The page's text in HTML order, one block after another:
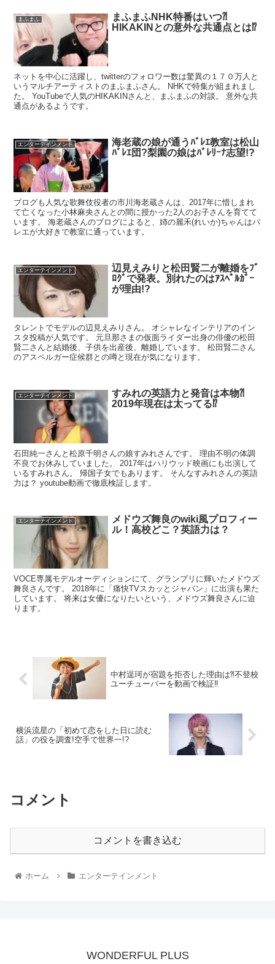
まふまふ
まふまふNHK特番はいつ⁈
HIKAKINとの意外な共通点とは⁉︎
ネットを中心に活躍し、twitterのフォロワー数は驚異の１７０万人と
いうマルチアーティストのまふまふさん。 NHKで特集が組まれまし
た。 YouTubeで人気のHIKAKINさんと、まふまふの対談。 意外な共
通点があるようです。
エンターテインメント
海老蔵の娘が通うﾊﾞﾚｴ教室は松山
ﾊﾞﾚｴ団?梨園の娘はﾊﾞﾚﾘｰﾅ志望!?
ブログも人気な歌舞伎役者の市川海老蔵さんは、2017年に惜しまれ
て亡くなった小林麻央さんとの間に授かった2人のお子さんを育てて
います。 海老蔵さんのブログによると、姉の麗禾(れいか)ちゃんはバ
レエが大好きで教室に通っています。
エンターテインメント
辺見えみりと松田賢二が離婚をﾌﾞ
ﾛｸﾞで発表。別れたのはｱｽﾍﾟﾙｶﾞｰ
が理由!?
タレントでモデルの辺見えみりさん。 オシャレなインテリアのイン
スタ投稿が人気です。 元旦那さまの仮面ライダー出身の俳優の松田
賢二さんと結婚後、子供を出産後、離婚しています。 松田賢二さん
のアスペルガー症候群との噂と現在が気になります。
エンターテインメント
すみれの英語力と発音は本物⁈
2019年現在は太ってる⁉︎
石田純一さんと松原千明さんの娘すみれさんです。 理由不明の体調
不良でお休みしていました。 2017年はハリウッド映画にも出演して
いるすみれさん。 帰国子女でもあります。 そんなすみれさんの英語
力は？ youtube動画で徹底検証します。
エンターテインメント
メドウズ舞良のwiki風プロフィー
ル！高校どこ？英語力は？
VOCE専属モデルオーディションにて、グランプリに輝いたメドウズ
舞良さんです。 2018年に「痛快TVスカッとジャパン」に出演も果た
しています。 将来は女優になりたいという、メドウズ舞良さんに迫
ります。
中村逞珂が宿題を拒否した理由は⁈不登校
ユーチューバーを動画で検証‼︎
横浜流星の「初めて恋をした日に読む
話」の役を調査!空手で世界一!?
コメント
コメントを書き込む
ホーム エンターテインメント
WONDERFUL PLUS